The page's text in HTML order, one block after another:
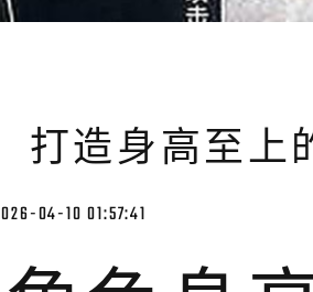
：打造身高至上
04-10 01:57:41